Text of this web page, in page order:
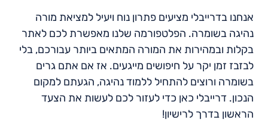
אנחנו בדרייבלי מציעים פתרון נוח ויעיל למציאת מורה
נהיגה בשומרה. הפלטפורמה שלנו מאפשרת לכם לאתר
בקלות ובמהירות את המורה המתאים ביותר עבורכם, בלי
לבזבז זמן יקר על חיפושים מייגעים. אז אם אתם גרים
בשומרה ורוצים להתחיל ללמוד נהיגה, הגעתם למקום
הנכון. דרייבלי כאן כדי לעזור לכם לעשות את הצעד
הראשון בדרך לרישיון!